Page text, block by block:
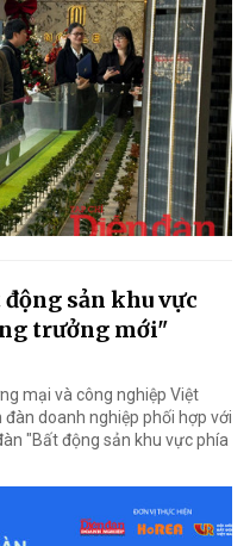
động sản khu vực
trưởng mới"
mại và công nghiệp Việt
đàn doanh nghiệp phối hợp với
"Bất động sản khu vực phía